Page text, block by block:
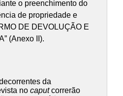
o preenchimento do
de propriedade e
DE DEVOLUÇÃO E
(Anexo II).
da
no caputcorrerão